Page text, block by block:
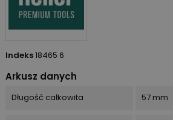
Indeks18465 6
Arkusz danych
Długość całkowita 57 mm